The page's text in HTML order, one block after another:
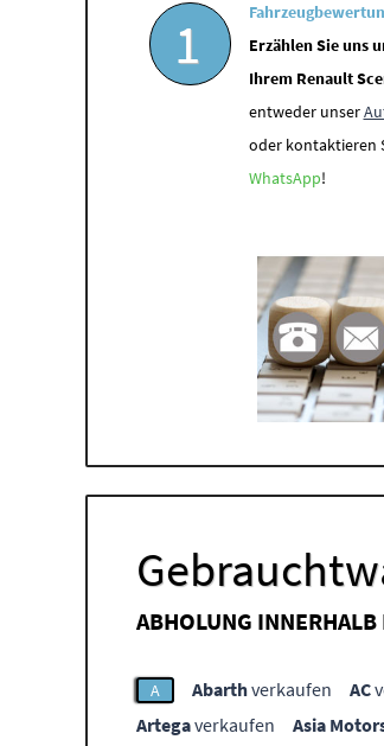
1
Erzählen Sie uns
Ihrem Renault
entweder unser
oder kontaktieren
WhatsApp!
ABHOLUNG
A Abarthverkaufen AC
Artegaverkaufen Asia